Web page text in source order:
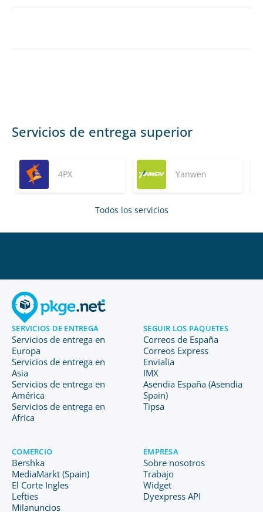
Servicios de entrega superior
4PX Yanwen
Todos los servicios
SERVICIOS DE ENTREGA
Servicios de entrega en
Europa
Servicios de entrega en
Asia
Servicios de entrega en
América
Servicios de entrega en
Africa
SEGUIR LOS PAQUETES
Correos de España
Correos Express
Envialia
IMX
Asendia España (Asendia
Spain)
Tipsa
COMERCIO
Bershka
MediaMarkt (Spain)
El Corte Ingles
Lefties
Milanuncios
EMPRESA
Sobre nosotros
Trabajo
Widget
Dyexpress API